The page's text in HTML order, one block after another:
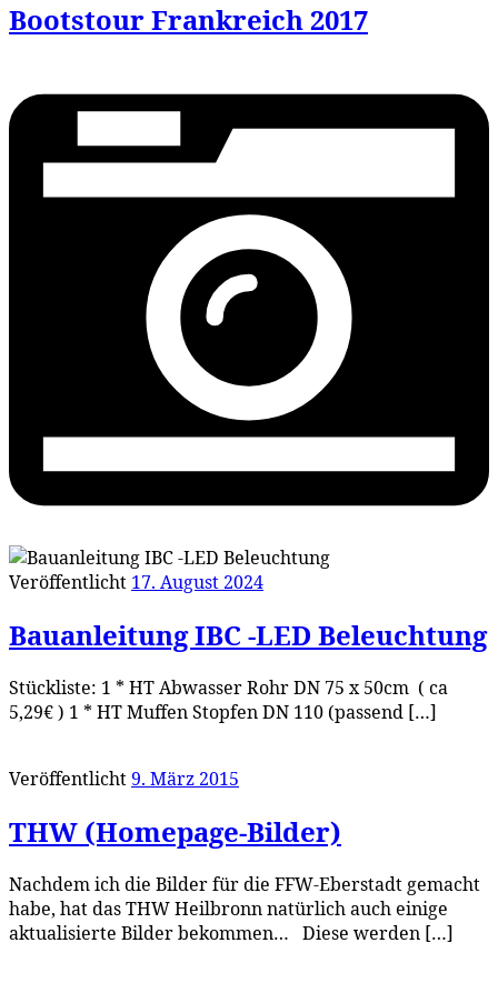
Bootstour Frankreich 2017
Veröffentlicht 17. August 2024
Bauanleitung IBC -LED Beleuchtung
Stückliste: 1 * HT Abwasser Rohr DN 75 x 50cm ( ca
5,29€ ) 1 * HT Muffen Stopfen DN 110 (passend […]
Veröffentlicht9. März 2015
THW (Homepage-Bilder)
Nachdem ich die Bilder für die FFW-Eberstadt gemacht
habe, hat das THW Heilbronn natürlich auch einige
aktualisierte Bilder bekommen… Diese werden […]